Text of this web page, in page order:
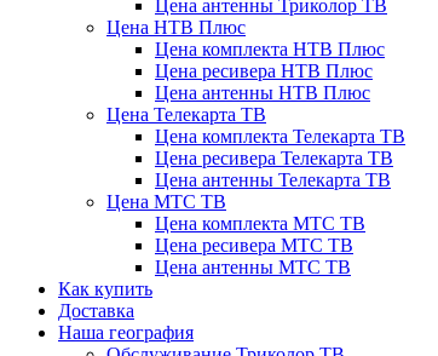
Цена антенны Триколор ТВ
Цена НТВ Плюс
Цена комплекта НТВ Плюс
Цена ресивера НТВ Плюс
Цена антенны НТВ Плюс
Цена Телекарта ТВ
Цена комплекта Телекарта ТВ
Цена ресивера Телекарта ТВ
Цена антенны Телекарта ТВ
Цена МТС ТВ
Цена комплекта МТС ТВ
Цена ресивера МТС ТВ
Цена антенны МТС ТВ
Как купить
Доставка
Наша география